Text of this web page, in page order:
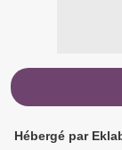
Hébergé par